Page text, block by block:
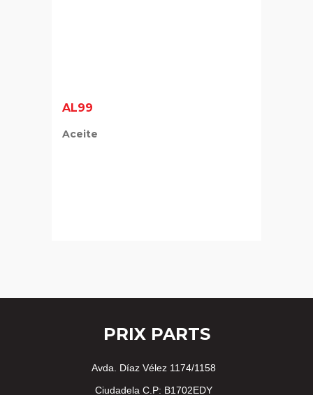
AL99
Aceite
PRIX PARTS
Avda. Díaz Vélez 1174/1158
Ciudadela C.P: B1702EDY